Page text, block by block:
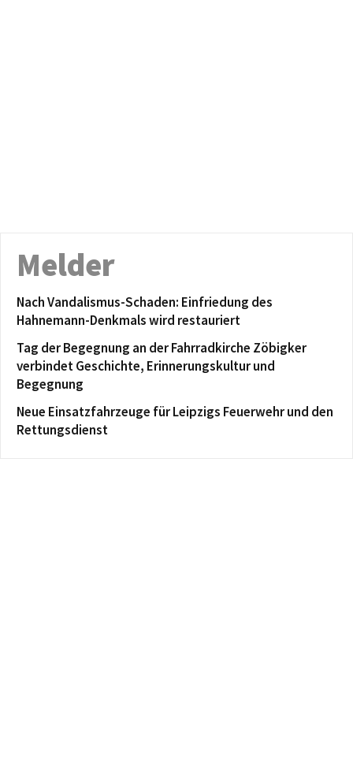
Melder
Nach Vandalismus-Schaden: Einfriedung des
Hahnemann-Denkmals wird restauriert
Tag der Begegnung an der Fahrradkirche Zöbigker
verbindet Geschichte, Erinnerungskultur und
Begegnung
Neue Einsatzfahrzeuge für Leipzigs Feuerwehr und den
Rettungsdienst